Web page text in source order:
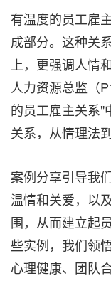
有温度的员工雇
成部分。这种关
上，更强调人情
人力资源总监（
的员工雇主关系"
关系，从情理法
案例分享引导我
温情和关爱，以
围，从而建立起
些实例，我们领
心理健康、团队